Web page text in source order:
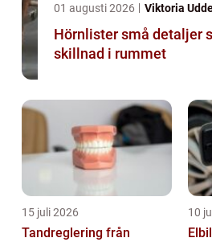
01 augusti 2026 Viktoria
Hörnlister små detaljer som gör stor
skillnad i rummet
15 juli 2026
Tandreglering från
10